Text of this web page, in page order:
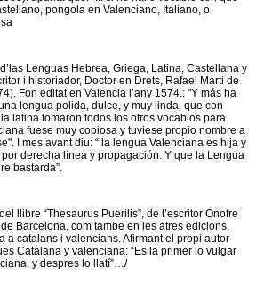
pongola en Valenciano, Italiano, o
Lenguas Hebrea, Griega, Latina, Castellana y
i historiador, Doctor en Drets, Rafael Marti de
Fon editat en Valencia l’any 1574.: "Y más ha
lengua polida, dulce, y muy linda, que con
latina tomaron todos los otros vocablos para
fuese muy copiosa y tuviese propio nombre a
I mes avant diu: “ la lengua Valenciana es hija y
derecha línea y propagación. Y que la Lengua
bastarda”.
llibre “Thesaurus Puerilis”, de l’escritor Onofre
Barcelona, com tambe en les atres edicions,
a catalans i valencians. Afirmant el propi autor
Catalana y valenciana: “Es la primer lo vulgar
y despres lo llatí”…/